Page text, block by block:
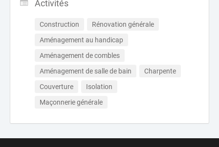
Activités
Construction
Rénovation générale
Aménagement au handicap
Aménagement de combles
Aménagement de salle de bain
Charpente
Couverture
Isolation
Maçonnerie générale